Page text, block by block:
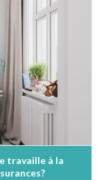
travaille à la